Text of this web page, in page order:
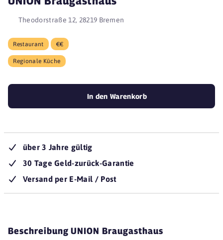
Theodorstraße 12, 28219 Bremen
Restaurant €€
Regionale Küche
In den Warenkorb
über 3 Jahre gültig
30 Tage Geld-zurück-Garantie
Versand per E-Mail / Post
Beschreibung UNION Braugasthaus